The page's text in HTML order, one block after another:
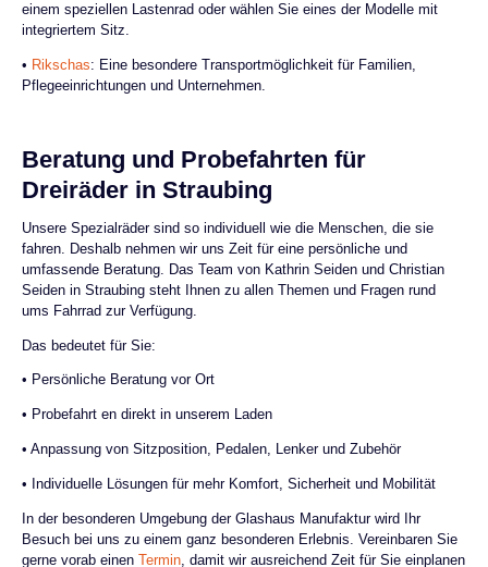
einem speziellen Lastenrad oder wählen Sie eines der Modelle mit
integriertem Sitz.
• Rikschas: Eine besondere Transportmöglichkeit für Familien,
Pflegeeinrichtungen und Unternehmen.
Beratung und Probefahrten für
Dreiräder in Straubing
Unsere Spezialräder sind so individuell wie die Menschen, die sie
fahren. Deshalb nehmen wir uns Zeit für eine persönliche und
umfassende Beratung. Das Team von Kathrin Seiden und Christian
Seiden in Straubing steht Ihnen zu allen Themen und Fragen rund
ums Fahrrad zur Verfügung.
Das bedeutet für Sie:
• Persönliche Beratung vor Ort
• Probefahrt en direkt in unserem Laden
• Anpassung von Sitzposition, Pedalen, Lenker und Zubehör
• Individuelle Lösungen für mehr Komfort, Sicherheit und Mobilität
In der besonderen Umgebung der Glashaus Manufaktur wird Ihr
Besuch bei uns zu einem ganz besonderen Erlebnis. Vereinbaren Sie
gerne vorab einen Termin , damit wir ausreichend Zeit für Sie einplanen